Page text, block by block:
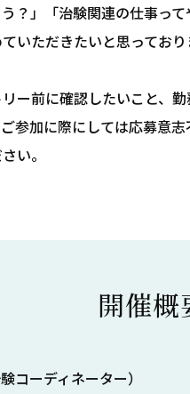
？」「治験関連の仕事っ
いただきたいと思っており
ー前に確認したいこと、
参加に際にしては応募意
い。
開催概
コーディネーター）